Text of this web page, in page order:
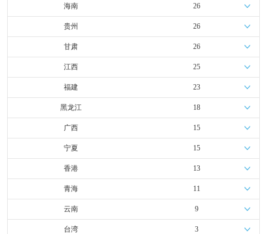
海南 26
贵州 26
甘肃 26
江西 25
福建 23
黑龙江 18
广西 15
宁夏 15
香港 13
青海 11
云南 9
台湾 3